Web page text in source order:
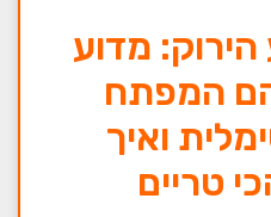
מדוע
הם המפתח
ואיך
טריים